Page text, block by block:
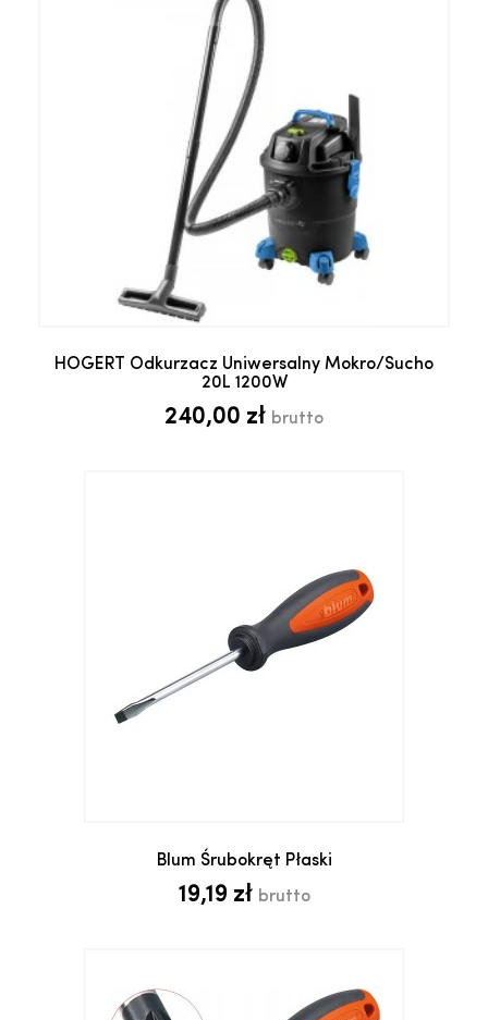
HOGERT Odkurzacz Uniwersalny Mokro/Sucho
20L 1200W
240,00 zł brutto
Blum Śrubokręt Płaski
19,19 zł brutto